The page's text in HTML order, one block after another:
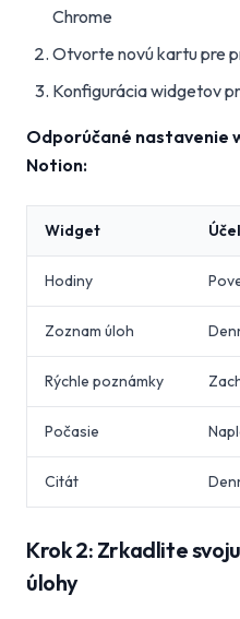
Chrome
Otvorte novú kartu pre
Konfigurácia widgetov
Odporúčané nastavenie
Notion:
Widget Účel
Hodiny
Zoznam úloh
Rýchle poznámky
Počasie
Citát
Krok 2: Zrkadlite
úlohy